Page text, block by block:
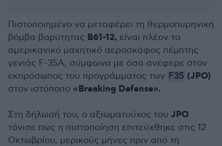
Πιστοποιημένο να μεταφέρει τη θερμοπυρηνική
βόμβα βαρύτητας B61-12, είναι πλέον το
αμερικανικό μαχητικό αεροσκάφος πέμπτης
γενιάς F-35A, σύμφωνα με όσα ανέφερε στον
εκπρόσωπος του προγράμματος των F35 (JPO)
στον ιστόποπο «Breaking Defense».
Στη δήλωσή του, ο αξιωματούχος του JPO
τόνισε πως η πιστοποίηση επιτεύχθηκε στις 12
Οκτωβρίου, μερικούς μήνες πριν από τη